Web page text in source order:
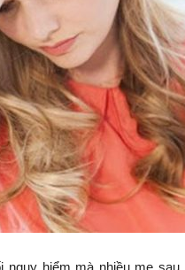
nguy hiểm mà nhiều mẹ